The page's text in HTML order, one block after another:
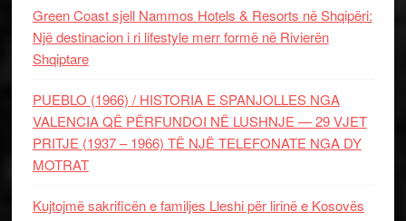
Green Coast sjell Nammos Hotels & Resorts në Shqipëri:
Një destinacion i ri lifestyle merr formë në Rivierën
Shqiptare
PUEBLO (1966) / HISTORIA E SPANJOLLES NGA
VALENCIA QË PËRFUNDOI NË LUSHNJE — 29 VJET
PRITJE (1937 – 1966) TË NJË TELEFONATE NGA DY
MOTRAT
Kujtojmë sakrificën e familjes Lleshi për lirinë e Kosovës